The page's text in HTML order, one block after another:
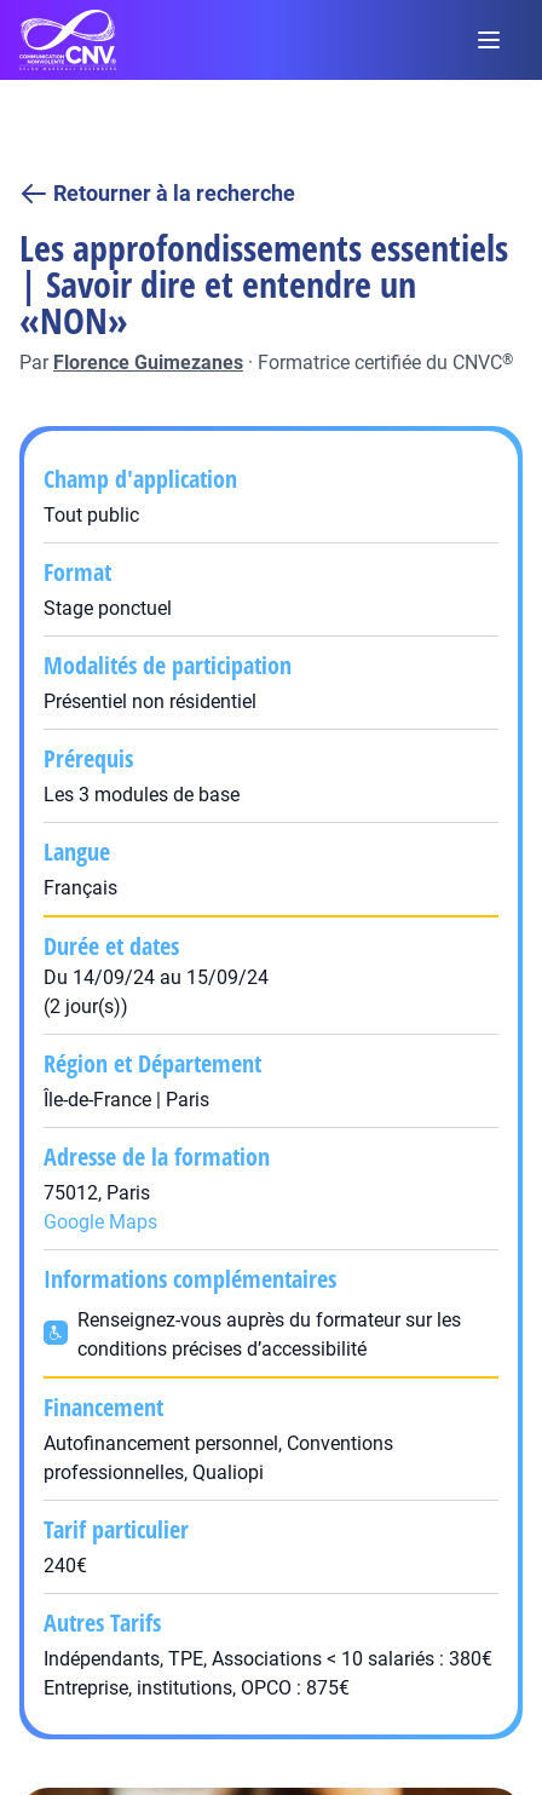
Retourner à la recherche
Les approfondissements essentiels
| Savoir dire et entendre un
«NON»
Par Florence Guimezanes · Formatrice certifiée du CNVC®
Champ d'application
Tout public
Format
Stage ponctuel
Modalités de participation
Présentiel non résidentiel
Prérequis
Les 3 modules de base
Langue
Français
Durée et dates
Du 14/09/24 au 15/09/24
(2 jour(s))
Région et Département
Île-de-France | Paris
Adresse de la formation
75012, Paris
Google Maps
Informations complémentaires
Renseignez-vous auprès du formateur sur les
conditions précises d’accessibilité
Financement
Autofinancement personnel, Conventions
professionnelles, Qualiopi
Tarif particulier
240€
Autres Tarifs
Indépendants, TPE, Associations < 10 salariés : 380€
Entreprise, institutions, OPCO : 875€